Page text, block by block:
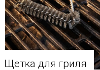
Щетка для гриля